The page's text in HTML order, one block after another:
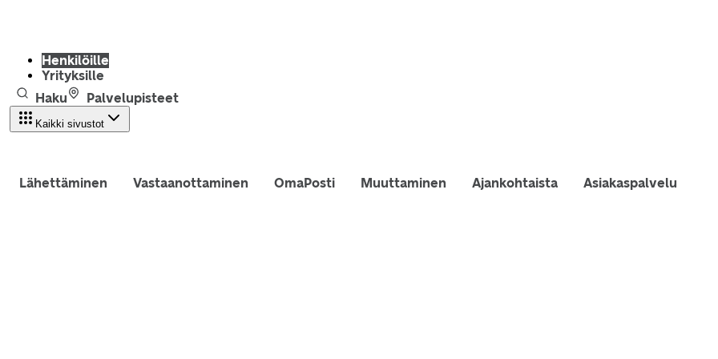
Henkilöille
Yrityksille
Haku
Palvelupisteet
Kaikki sivustot
Lähettäminen Vastaanottaminen OmaPosti Muuttaminen Ajankohtaista Asiakaspalvelu